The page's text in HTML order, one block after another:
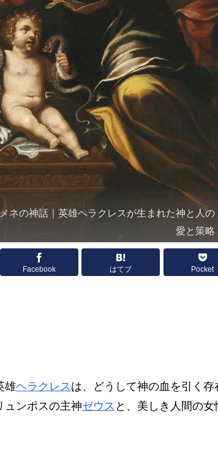
ネの神話｜英雄ヘラクレスが生まれた神と人の
愛と策略
Facebook はてブ Pocket
雄ヘラクレス は、どうして神の血を引く
ュンポスの主神ゼウス と、美しき人間の女